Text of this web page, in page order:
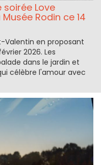
soirée Love
Rodin ce 14
Valentin en proposant
2026. Les
dans le jardin et
célèbre l'amour avec